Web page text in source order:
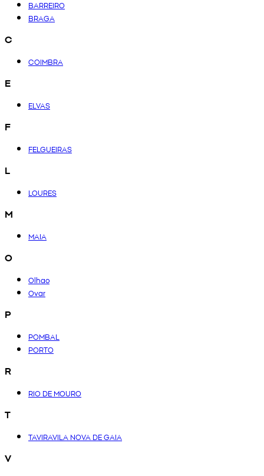
BARREIRO
BRAGA
C
COIMBRA
E
ELVAS
F
FELGUEIRAS
L
LOURES
M
MAIA
O
Olhao
Ovar
P
POMBAL
PORTO
R
RIO DE MOURO
T
TAVIRAVILA NOVA DE GAIA
V